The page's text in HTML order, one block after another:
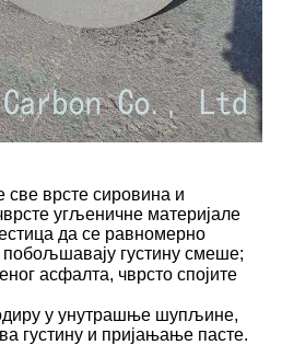
врсте сировина и
угљеничне материјале
да се равномерно
густину смеше;
асфалта, чврсто спојите
у унутрашње шупљине,
густину и пријањање пасте.